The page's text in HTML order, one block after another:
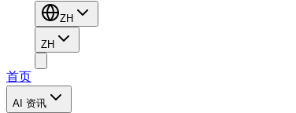
ZH
ZH
首页
AI 资讯